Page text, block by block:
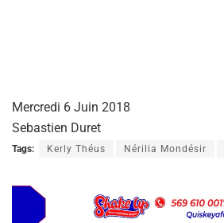
Mercredi 6 Juin 2018
Sebastien Duret
Tags: Kerly Théus Nérilia Mondésir